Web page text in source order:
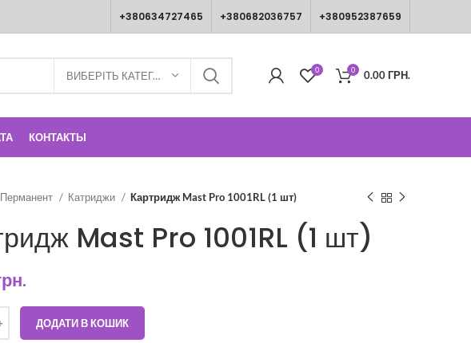
+380634727465 +380682036757 +380952387659
ВИБЕРІТЬ КАТЕГОРІЮ 0 0 0.00ГРН.
КОНТАКТЫ
Перманент Катриджи Картридж Mast Pro 1001RL (1 шт)
Mast Pro 1001RL (1 шт)
ДОДАТИ В КОШИК